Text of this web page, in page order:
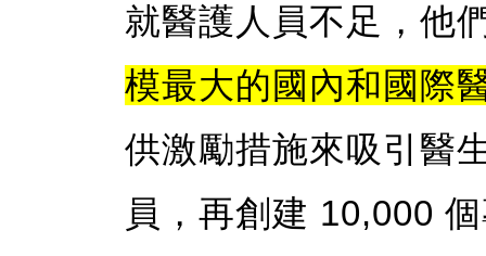
就醫護人員不足，他
模最大的國內和國際
供激勵措施來吸引醫
員，再創建 10,000